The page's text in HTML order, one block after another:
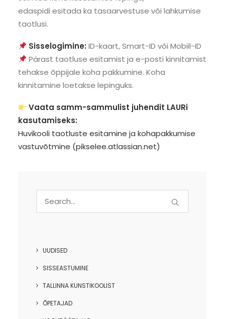
edaspidi esitada ka tasaarvestuse või lahkumise
taotlusi.
Sisselogimine: ID-kaart, Smart-ID või Mobiil-ID
Pärast taotluse esitamist ja e-posti kinnitamist
tehakse õppijale koha pakkumine. Koha
kinnitamine loetakse lepinguks.
Vaata samm-sammulist juhendit LAURi
kasutamiseks:
Huvikooli taotluste esitamine ja kohapakkumise
vastuvõtmine (pikselee.atlassian.net)
UUDISED
SISSEASTUMINE
TALLINNA KUNSTIKOOLIST
ÕPETAJAD